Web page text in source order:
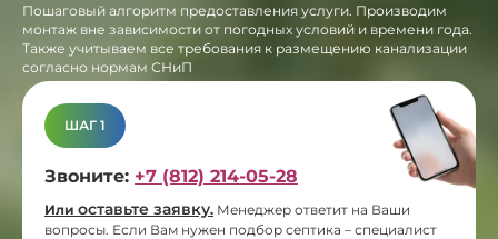
Пошаговый алгоритм предоставления услуги. Производим
монтаж вне зависимости от погодных условий и времени года.
Также учитываем все требования к размещению канализации
согласно нормам СНиП
ШАГ 1
Звоните: +7 (812) 214-05-28
Или оставьте заявку. Менеджер ответит на Ваши
вопросы. Если Вам нужен подбор септика – специалист